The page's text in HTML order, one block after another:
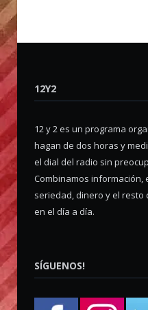
12Y2
12 y 2 es un programa
hagan de dos horas y
el dial del radio sin
Combinamos
seriedad, dinero y el resto
en el día a día.
SÍGUENOS!